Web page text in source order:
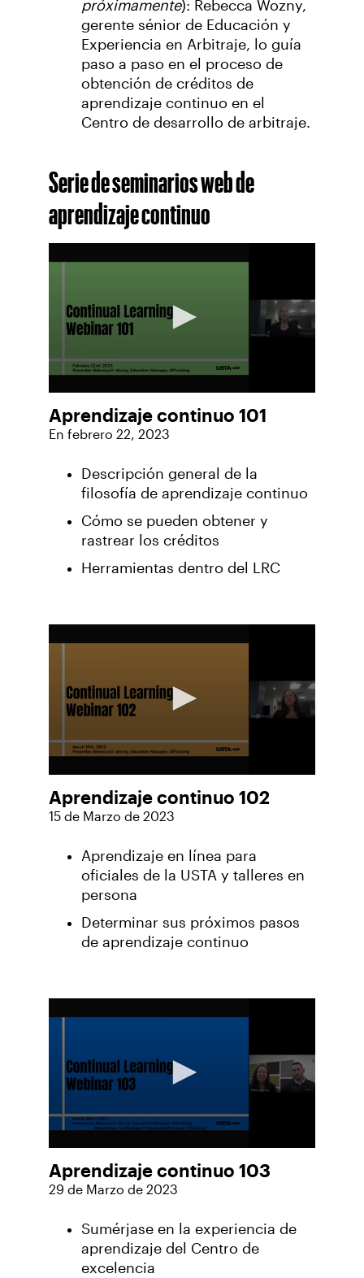
próximamente): Rebecca Wozny,
gerente sénior de Educación y
Experiencia en Arbitraje, lo guía
paso a paso en el proceso de
obtención de créditos de
aprendizaje continuo en el
Centro de desarrollo de arbitraje.
Serie de seminarios web de
aprendizaje continuo
Aprendizaje continuo 101
En febrero 22, 2023
Descripción general de la
filosofía de aprendizaje continuo
Cómo se pueden obtener y
rastrear los créditos
Herramientas dentro del LRC
Aprendizaje continuo 102
15 de Marzo de 2023
Aprendizaje en línea para
oficiales de la USTA y talleres en
persona
Determinar sus próximos pasos
de aprendizaje continuo
Aprendizaje continuo 103
29 de Marzo de 2023
Sumérjase en la experiencia de
aprendizaje del Centro de
excelencia